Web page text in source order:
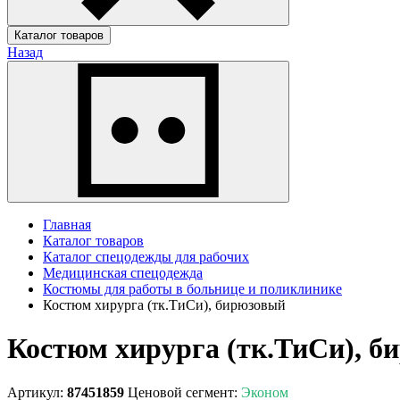
Каталог товаров
Назад
Главная
Каталог товаров
Каталог спецодежды для рабочих
Медицинская спецодежда
Костюмы для работы в больнице и поликлинике
Костюм хирурга (тк.ТиСи), бирюзовый
Костюм хирурга (тк.ТиСи),
Артикул: 87451859 Ценовой сегмент: Эконом